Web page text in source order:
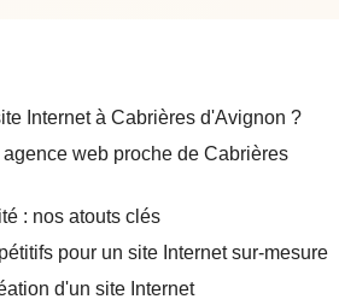
Internet à Cabrières d'Avignon ?
web proche de Cabrières
: nos atouts clés
pour un site Internet sur-mesure
d'un site Internet